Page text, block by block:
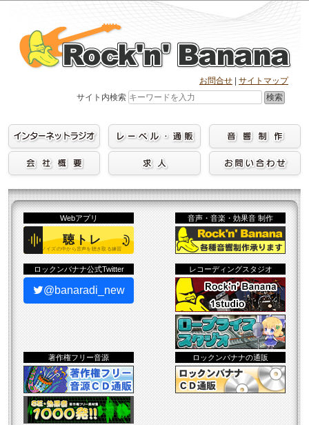
content
お問合せ
サイトマップ
サイト内検索
検索
Webアプリ 音声・音楽・効果音 制作
ロックンバナナ公式Twitter
@banaradi_new
レコーディングスタジオ
著作権フリー音源 ロックンバナナの通販